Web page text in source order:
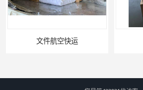
文件航空快运